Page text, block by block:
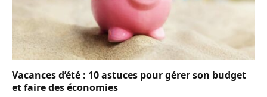
Vacances d’été : 10 astuces pour gérer son budget
et faire des économies